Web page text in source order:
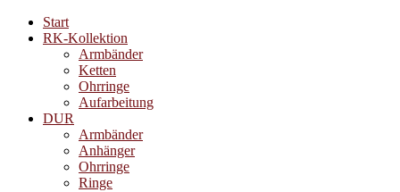
Start
RK-Kollektion
Armbänder
Ketten
Ohrringe
Aufarbeitung
DUR
Armbänder
Anhänger
Ohrringe
Ringe